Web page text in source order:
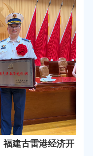
福建古雷港经济开